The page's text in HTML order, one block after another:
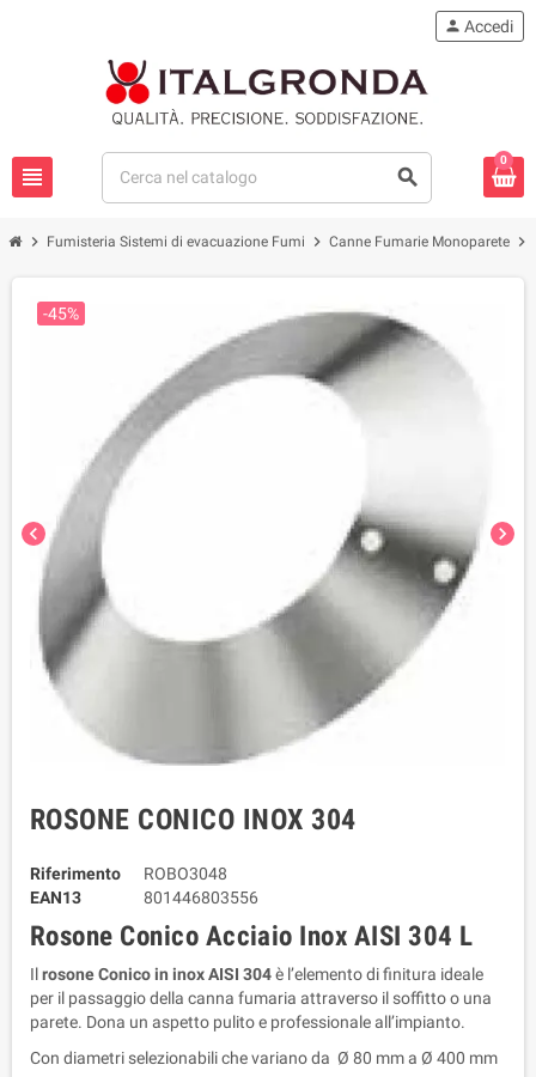
view_headline search
person Accedi
0
chevron_right Fumisteria Sistemi di evacuazione Fumi chevron_right Canne Fumarie Monoparete chevron_right
chevron_left chevron_right
-45%
ROSONE CONICO INOX 304
Riferimento
ROBO3048
EAN13
801446803556
Rosone Conico Acciaio Inox AISI 304 L
Il rosone Conico in inox AISI 304 è l’elemento di finitura ideale
per il passaggio della canna fumaria attraverso il soffitto o una
parete. Dona un aspetto pulito e professionale all’impianto.
Con diametri selezionabili che variano da Ø 80 mm a Ø 400 mm